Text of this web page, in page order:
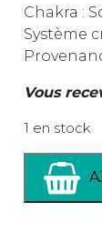
Chakra :
Système
Vous
1 en stock